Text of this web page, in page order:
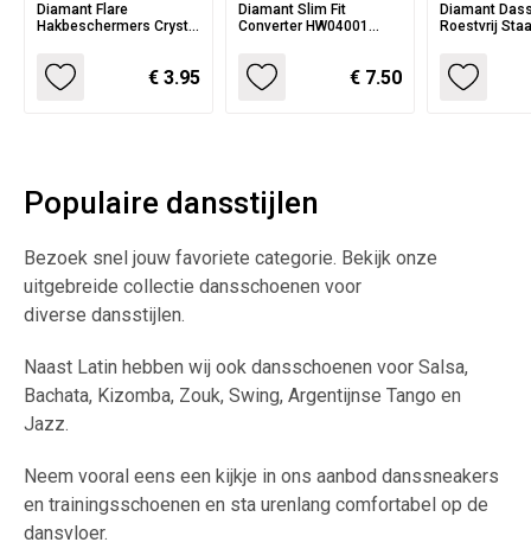
Diamant Flare
Hakbeschermers Crystal
€ 3.95
Diamant Slim Fit
Converter HW04001
€ 7.50
Diamant
Roestvrij
Populaire dansstijlen
Bezoek snel jouw favoriete categorie. Bekijk onze
uitgebreide collectie dansschoenen voor
diverse dansstijlen.
Naast Latin hebben wij ook dansschoenen voor Salsa,
Bachata, Kizomba, Zouk, Swing, Argentijnse Tango en
Jazz.
Neem vooral eens een kijkje in ons aanbod danssneakers
en trainingsschoenen en sta urenlang comfortabel op de
dansvloer.